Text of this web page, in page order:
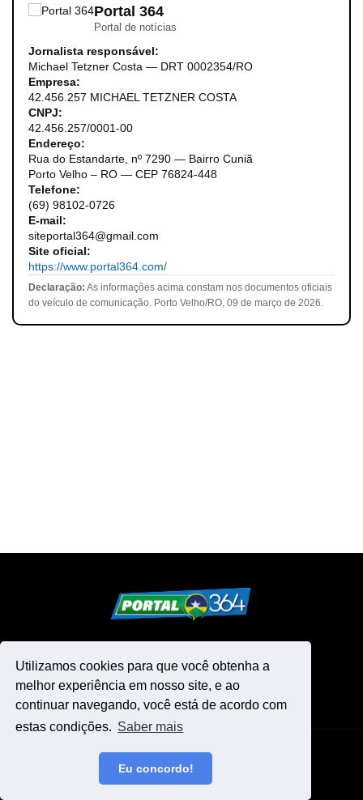
Utilizamos cookies para que você obtenha a
melhor experiência em nosso site, e ao
continuar navegando, você está de acordo com
estas condições. Saber mais
Eu concordo!
Portal 364
Portal de notícias
Jornalista responsável:
Michael Tetzner Costa — DRT 0002354/RO
Empresa:
42.456.257 MICHAEL TETZNER COSTA
CNPJ:
42.456.257/0001-00
Endereço:
Rua do Estandarte, nº 7290 — Bairro Cuniã
Porto Velho – RO — CEP 76824-448
Telefone:
(69) 98102-0726
E-mail:
siteportal364@gmail.com
Site oficial:
https://www.portal364.com/
Declaração: As informações acima constam nos documentos oficiais
do veículo de comunicação. Porto Velho/RO, 09 de março de 2026.
Blogger Templates
Início